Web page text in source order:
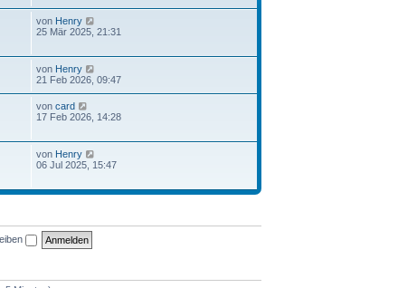
e
r
e
t
r
g
von Henry
e
t
e
r
e
t
a
g
25 Mär 2025, 21:31
von Henry
e
s
t
r
e
t
r
21 Feb 2026, 09:47
von card
e
s
t
e
B
t
r
a
17 Feb 2026, 14:28
von Henry
e
s
r
r
06 Jul 2025, 15:47